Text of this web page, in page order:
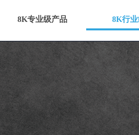
8K专业级产品 8K行